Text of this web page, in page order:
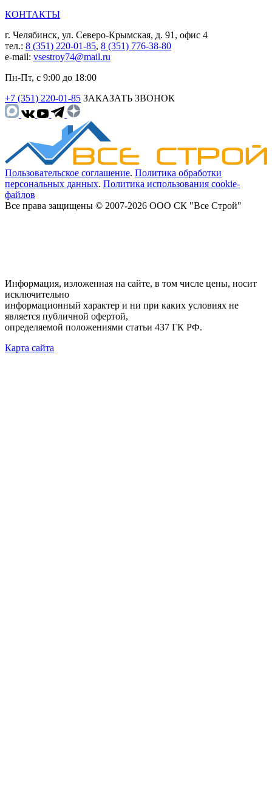
КОНТАКТЫ
г. Челябинск, ул. Северо-Крымская, д. 91, офис 4
тел.: 8 (351) 220-01-85, 8 (351) 776-38-80
e-mail: vsestroy74@mail.ru
Пн-Пт, с 9:00 до 18:00
+7 (351) 220-01-85 ЗАКАЗАТЬ ЗВОНОК
Пользовательское соглашение. Политика обработки
персональных данных. Политика использования cookie-
файлов
Все права защищены © 2007-2026 ООО СК "Все Строй"
Информация, изложенная на сайте, в том числе цены, носит
исключительно
информационный характер и ни при каких условиях не
является публичной офертой,
определяемой положениями статьи 437 ГК РФ.
Карта сайта